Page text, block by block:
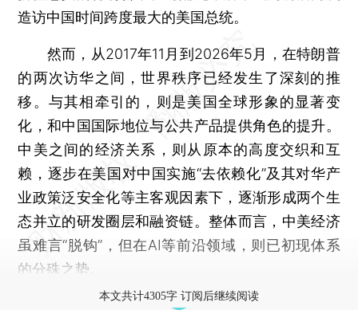
造访中国时间跨度最大的美国总统。
然而，从2017年11月到2026年5月，在特朗普
的两次访华之间，世界秩序已经发生了深刻的推
移。与其相牵引的，则是美国全球形象的显著变
化，和中国国际地位与公共产品提供角色的提升。
中美之间的经济关系，则从原本的高度交织和互
赖，逐步在美国对中国实施“去依赖化”及其对华产
业政策泛安全化等主客观因素下，逐渐形成两个生
态并立的研发圈层和融资链。整体而言，中美经济
虽难言“脱钩”，但在AI等前沿领域，则已初现体系
的分殊之势。
本文共计4305字 订阅后继续阅读